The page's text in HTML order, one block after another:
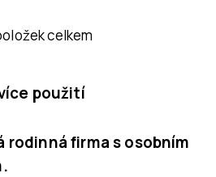
O
l
d
celkem
použití
rodinná firma s osobním